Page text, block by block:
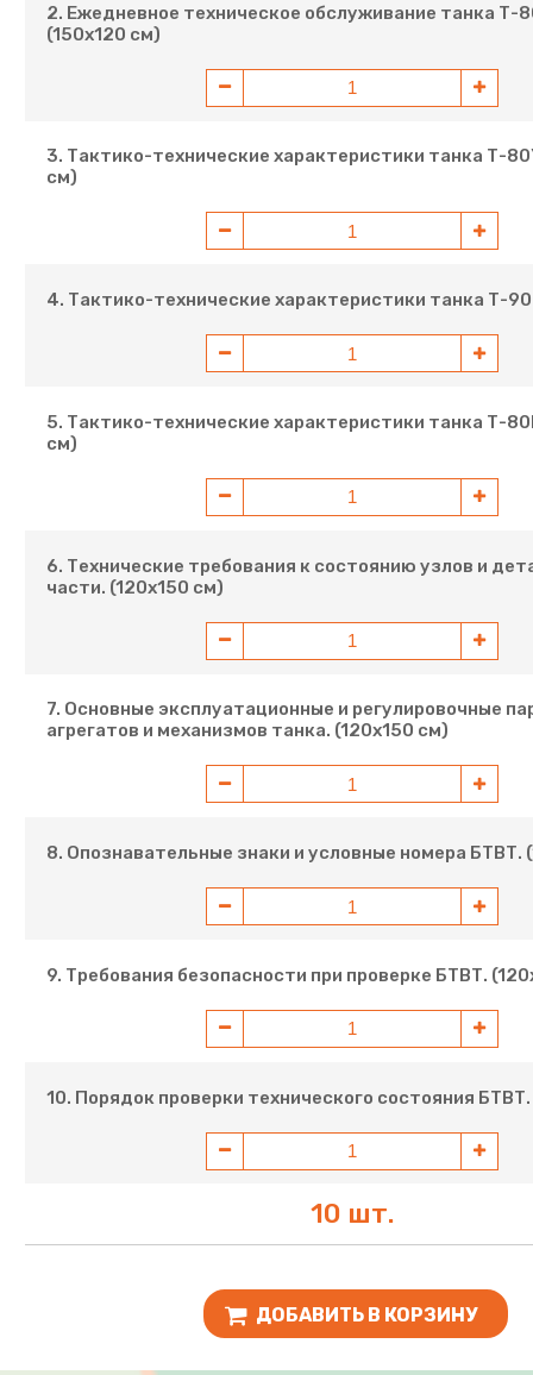
2. Ежедневное техническое обслуживание танка Т-
(150х120 см)
3. Тактико-технические характеристики танка Т-
см)
4. Тактико-технические характеристики танка Т-
5. Тактико-технические характеристики танка Т-
см)
6. Технические требования к состоянию узлов и
части. (120х150 см)
7. Основные эксплуатационные и регулировочные
агрегатов и механизмов танка. (120х150 см)
8. Опознавательные знаки и условные номера БТВТ.
9. Требования безопасности при проверке БТВТ.
10. Порядок проверки технического состояния
10 шт.
ДОБАВИТЬ В КОРЗИНУ